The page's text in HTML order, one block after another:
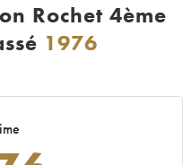
Rochet 4ème
1976